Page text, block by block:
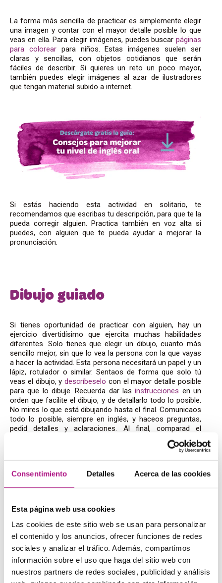
Consentimiento Detalles Acerca de las cookies
Esta página web usa cookies
Las cookies de este sitio web se usan para personalizar
el contenido y los anuncios, ofrecer funciones de redes
sociales y analizar el tráfico. Además, compartimos
información sobre el uso que haga del sitio web con
nuestros partners de redes sociales, publicidad y análisis
La forma más sencilla de practicar es simplemente elegir
una imagen y contar con el mayor detalle posible lo que
veas en ella. Para elegir imágenes, puedes buscar páginas
para colorearpara niños. Estas imágenes suelen ser
claras y sencillas, con objetos cotidianos que serán
fáciles de describir. Si quieres un reto un poco mayor,
también puedes elegir imágenes al azar de ilustradores
que tengan material subido a internet.
Si estás haciendo esta actividad en solitario, te
recomendamos que escribas tu descripción, para que te la
pueda corregir alguien. Practica también en voz alta si
puedes, con alguien que te pueda ayudar a mejorar la
pronunciación.
Dibujo guiado
Si tienes oportunidad de practicar con alguien, hay un
ejercicio divertidísimo que ejercita muchas habilidades
diferentes. Solo tienes que elegir un dibujo, cuanto más
sencillo mejor, sin que lo vea la persona con la que vayas
a hacer la actividad. Esta persona necesitará un papel y un
lápiz, rotulador o similar. Sentaos de forma que solo tú
veas el dibujo, ydescríbeselo con el mayor detalle posible
para que lo dibuje. Recuerda dar lasinstrucciones en un
orden que facilite el dibujo, y de detallarlo todo lo posible.
No mires lo que está dibujando hasta el final. Comunicaos
todo lo posible, siempre en inglés, y haceos preguntas,
pedid detalles y aclaraciones. Al final, comparad el
resultado con el original e intercambiad los roles, esta vez
listening skillsen contexto, para completar una tarea. Es
Ejemplos
Para terminar, aquí tienes una lista de expresiones útiles
para esta actividad. Puedes ampliar la lista todo lo que
necesites y utilizarla de apoyo durante la actividad. ¡A